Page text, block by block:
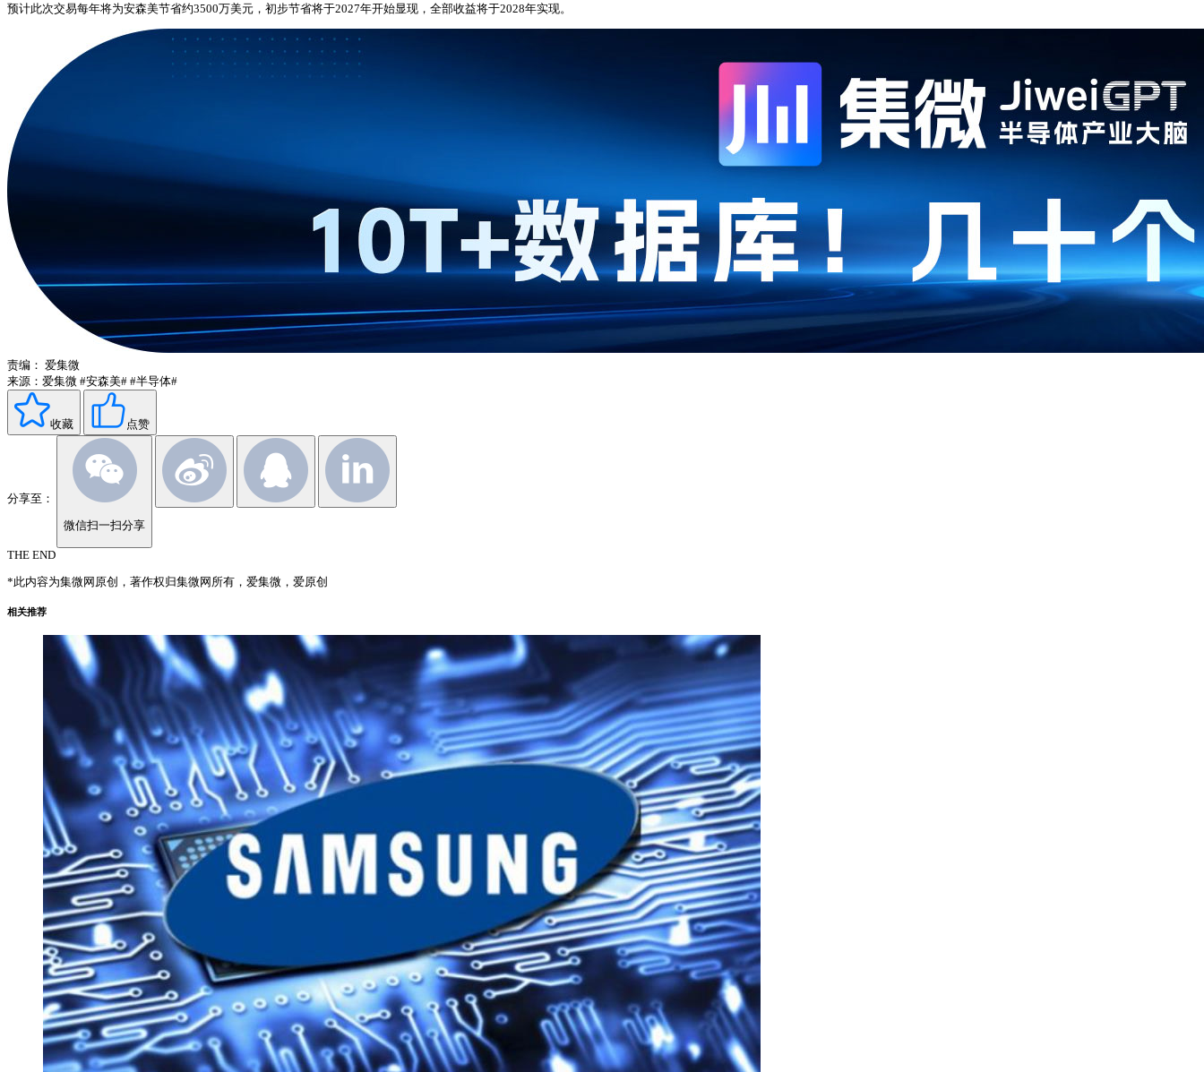
预计此次交易每年将为安森美节省约3500万美元，初步节省将于2027年开始显现，全部收益将于2028年实现。
责编： 爱集微
来源：爱集微 #安森美# #半导体#
收藏 点赞
分享至：
微信扫一扫分享
THE END
*此内容为集微网原创，著作权归集微网所有，爱集微，爱原创
相关推荐